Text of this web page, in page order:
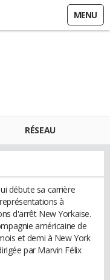
MENU
RÉSEAU
débute sa carrière
à
d'arrêt New Yorkaise.
américaine de
et demi à New York
par Marvin Félix